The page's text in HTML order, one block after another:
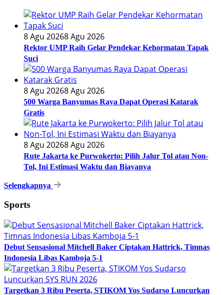
8 Agu 20268 Agu 2026
Rektor UMP Raih Gelar Pendekar Kehormatan Tapak
Suci
8 Agu 20268 Agu 2026
500 Warga Banyumas Raya Dapat Operasi Katarak
Gratis
8 Agu 20268 Agu 2026
Rute Jakarta ke Purwokerto: Pilih Jalur Tol atau Non-
Tol, Ini Estimasi Waktu dan Biayanya
Selengkapnya
Sports
Debut Sensasional Mitchell Baker Ciptakan Hattrick, Timnas
Indonesia Libas Kamboja 5-1
Targetkan 3 Ribu Peserta, STIKOM Yos Sudarso Luncurkan